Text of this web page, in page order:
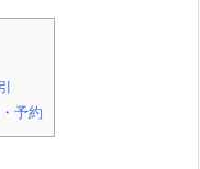
予約